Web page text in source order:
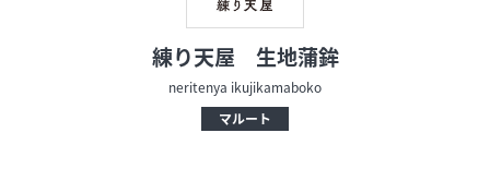
プロフィール
フロアガイド
練り天屋 生地蒲鉾
neritenya ikujikamaboko
マルート